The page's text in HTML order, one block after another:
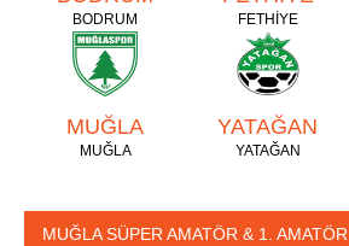
BODRUM FETHİYE
MUĞLA
MUĞLA
YATAĞAN
YATAĞAN
MUĞLA SÜPER AMATÖR & 1. AMATÖR